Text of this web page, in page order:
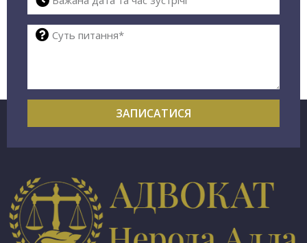
ЗАПИСАТИСЯ